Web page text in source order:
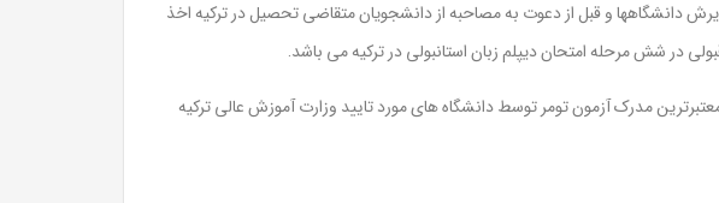
دانشگاهها و قبل از دعوت به مصاحبه از دانشجویان متقاضی تحصیل در ترکیه اخذ
در شش مرحله امتحان دیپلم زبان استانبولی در ترکیه می باشد.
مدرک آزمون تومر توسط دانشگاه های مورد تایید وزارت آموزش عالی ترکیه